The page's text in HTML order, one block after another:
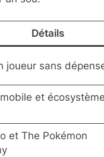
Détails
joueur sans
et
et The Pokémon